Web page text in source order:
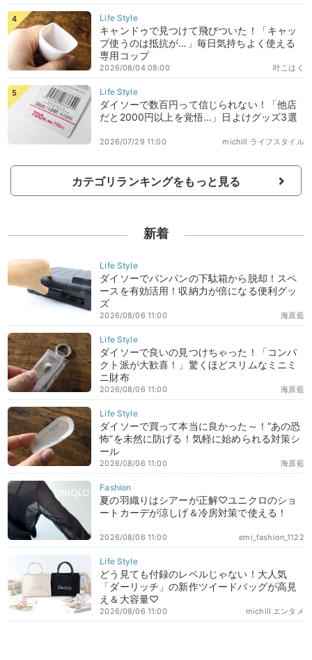
キャンドゥで見つけて飛びついた！「キャッ
プ使うのは抵抗が…」毎日気持ちよく使える
専用コップ
叶こはく
2026/08/04 08:00
ダイソーで数百円って信じられない！「他店
だと2000円以上を覚悟…」日よけグッズ3選
michill ライフスタイル
2026/07/29 11:00
カテゴリランキングをもっと見る
新着
ダイソーでパンパンの下駄箱から脱却！スペ
ースを有効活用！収納力が倍になる便利グッ
ズ
海原藍
2026/08/06 11:00
ダイソーで良いの見つけちゃった！「コンパ
クト派が大歓喜！」驚くほどスリムなミニミ
ニ財布
海原藍
2026/08/06 11:00
ダイソーで買って本当に良かった～！“あの恐
怖”を未然に防げる！気軽に始められる対策シ
ール
海原藍
2026/08/06 11:00
夏の羽織りはシアーが正解♡ユニクロのショ
ートカーデが涼しげ＆冷房対策で使える！
emi_fashion_1122
2026/08/06 11:00
どう見ても付録のレベルじゃない！大人気
「ダーリッチ」の新作ツイードバッグが高見
え＆大容量♡
michill エンタメ
2026/08/06 11:00